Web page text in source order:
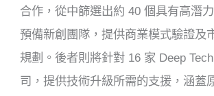
合作，從中篩選出約 40 個具有高潛
預備新創團隊，提供商業模式驗證及
規劃。後者則將針對 16 家 Deep
司，提供技術升級所需的支援，涵蓋